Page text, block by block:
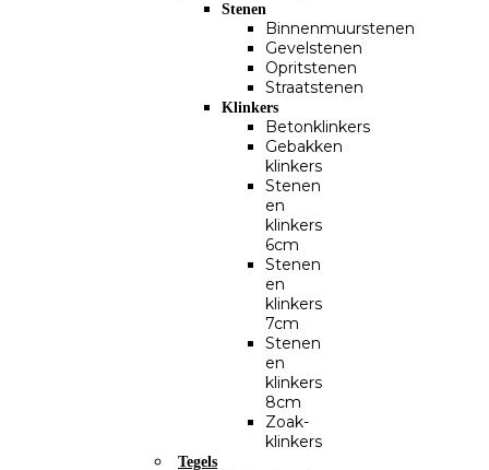
Stenen
Binnenmuurstenen
Gevelstenen
Opritstenen
Straatstenen
Klinkers
Betonklinkers
Gebakken
klinkers
Stenen
en
klinkers
6cm
Stenen
en
klinkers
7cm
Stenen
en
klinkers
8cm
Zoak-
klinkers
Tegels